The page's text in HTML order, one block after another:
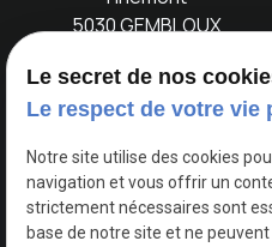
5030 GEMBLOUX
Accueil
Notre Location
Mentions légales
Le secret de nos
Le respect de votre vie
Notre site utilise des cookies
navigation et vous offrir un
strictement nécessaires sont
base de notre site et ne